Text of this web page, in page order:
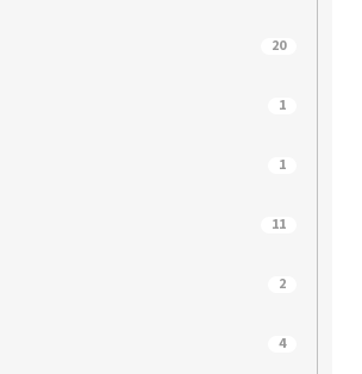
21
2
10
0
2
23
20
1
1
11
2
4